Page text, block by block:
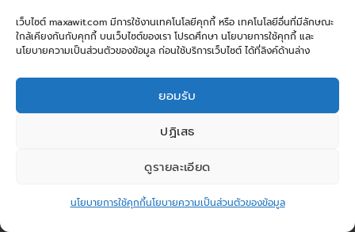
เว็บไซต์ maxawit.com มีการใช้งานเทคโนโลยีคุกกี้ หรือ เทคโนโลยีอื่นที่มีลักษณะ
ใกล้เคียงกันกับคุกกี้ บนเว็บไซต์ของเรา โปรดศึกษา นโยบายการใช้คุกกี้ และ
นโยบายความเป็นส่วนตัวของข้อมูล ก่อนใช้บริการเว็บไซต์ ได้ที่ลิงค์ด้านล่าง
ยอมรับ
ปฏิเสธ
ดูรายละเอียด
นโยบายการใช้คุกกี้นโยบายความเป็นส่วนตัวของข้อมูล